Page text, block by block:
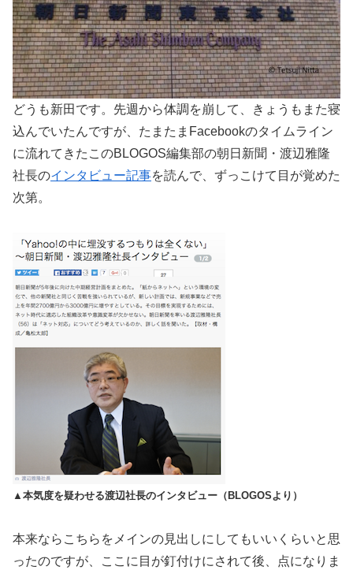
どうも新田です。先週から体調を崩して、きょうもまた寝
込んでいたんですが、たまたまFacebookのタイムライン
に流れてきたこのBLOGOS編集部の朝日新聞・渡辺雅隆
社長のインタビュー記事を読んで、ずっこけて目が覚めた
次第。
▲本気度を疑わせる渡辺社長のインタビュー（BLOGOSより）
本来ならこちらをメインの見出しにしてもいいくらいと思
ったのですが、ここに目が釘付けにされて後、点になりま